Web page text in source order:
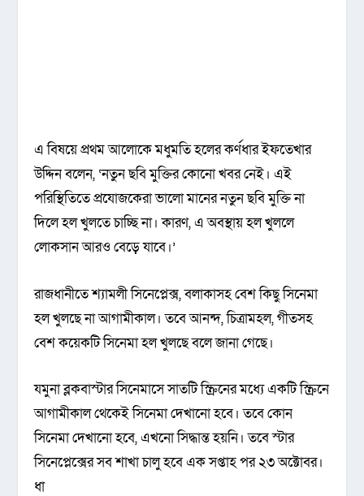
এ বিষয়ে প্রথম আলোকে মধুমতি হলের কর্ণধার ইফতেখার
উদ্দিন বলেন, ‘নতুন ছবি মুক্তির কোনো খবর নেই। এই
পরিস্থিতিতে প্রযোজকেরা ভালো মানের নতুন ছবি মুক্তি না
দিলে হল খুলতে চাচ্ছি না। কারণ, এ অবস্থায় হল খুললে
লোকসান আরও বেড়ে যাবে।’
রাজধানীতে শ্যামলী সিনেপ্লেক্স, বলাকাসহ বেশ কিছু সিনেমা
হল খুলছে না আগামীকাল। তবে আনন্দ, চিত্রামহল, গীতসহ
বেশ কয়েকটি সিনেমা হল খুলছে বলে জানা গেছে।
যমুনা ব্লকবাস্টার সিনেমাসে সাতটি স্ক্রিনের মধ্যে একটি স্ক্রিনে
আগামীকাল থেকেই সিনেমা দেখানো হবে। তবে কোন
সিনেমা দেখানো হবে, এখনো সিদ্ধান্ত হয়নি। তবে স্টার
সিনেপ্লেক্সের সব শাখা চালু হবে এক সপ্তাহ পর ২৩ অক্টোবর।
ধা